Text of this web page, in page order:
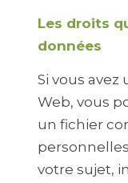
Les droits
données
Si vous
Web, vous
un fichier
votre sujet,